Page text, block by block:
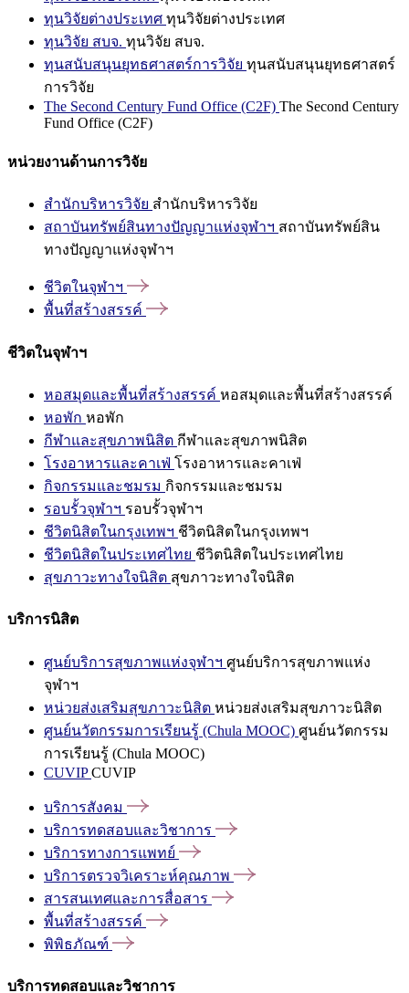
ทุนวิจัยต่างประเทศ ทุนวิจัยต่างประเทศ
ทุนวิจัย สบจ. ทุนวิจัย สบจ.
ทุนสนับสนุนยุทธศาสตร์การวิจัย ทุนสนับสนุนยุทธศาสตร์
การวิจัย
The Second Century Fund Office (C2F) The Second Century
Fund Office (C2F)
หน่วยงานด้านการวิจัย
สำนักบริหารวิจัย สำนักบริหารวิจัย
สถาบันทรัพย์สินทางปัญญาแห่งจุฬาฯ สถาบันทรัพย์สิน
ทางปัญญาแห่งจุฬาฯ
ชีวิตในจุฬาฯ
พื้นที่สร้างสรรค์
ชีวิตในจุฬาฯ
หอสมุดและพื้นที่สร้างสรรค์ หอสมุดและพื้นที่สร้างสรรค์
หอพัก หอพัก
กีฬาและสุขภาพนิสิต กีฬาและสุขภาพนิสิต
โรงอาหารและคาเฟ่ โรงอาหารและคาเฟ่
กิจกรรมและชมรม กิจกรรมและชมรม
รอบรั้วจุฬาฯ รอบรั้วจุฬาฯ
ชีวิตนิสิตในกรุงเทพฯ ชีวิตนิสิตในกรุงเทพฯ
ชีวิตนิสิตในประเทศไทย ชีวิตนิสิตในประเทศไทย
สุขภาวะทางใจนิสิต สุขภาวะทางใจนิสิต
บริการนิสิต
ศูนย์บริการสุขภาพแห่งจุฬาฯ ศูนย์บริการสุขภาพแห่ง
จุฬาฯ
หน่วยส่งเสริมสุขภาวะนิสิต หน่วยส่งเสริมสุขภาวะนิสิต
ศูนย์นวัตกรรมการเรียนรู้ (Chula MOOC) ศูนย์นวัตกรรม
การเรียนรู้ (Chula MOOC)
CUVIPCUVIP
บริการสังคม
บริการทดสอบและวิชาการ
บริการทางการแพทย์
บริการตรวจวิเคราะห์คุณภาพ
สารสนเทศและการสื่อสาร
พื้นที่สร้างสรรค์
พิพิธภัณฑ์
บริการทดสอบและวิชาการ